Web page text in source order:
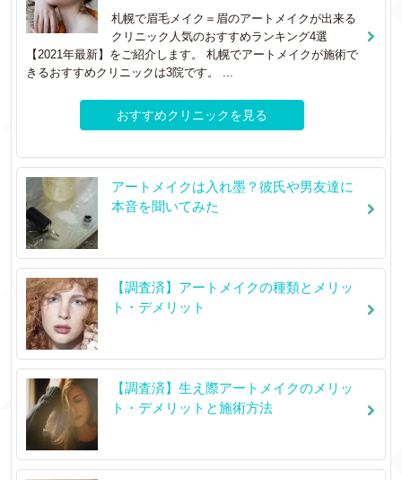
札幌で眉毛メイク＝眉のアートメイクが出来る
クリニック人気のおすすめランキング4選
【2021年最新】をご紹介します。 札幌でアートメイクが施術で
きるおすすめクリニックは3院です。 ...
おすすめクリニックを見る
アートメイクは入れ墨？彼氏や男友達に
本音を聞いてみた
【調査済】アートメイクの種類とメリッ
ト・デメリット
【調査済】生え際アートメイクのメリッ
ト・デメリットと施術方法